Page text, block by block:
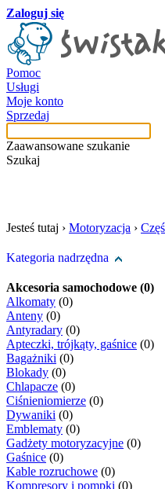
Zaloguj się
Pomoc
Usługi
Moje konto
Sprzedaj
Zaawansowane szukanie
Szukaj
Jesteś tutaj › Motoryzacja ›
Kategoria nadrzędna
Akcesoria samochodowe (0)
Alkomaty (0)
Anteny (0)
Antyradary (0)
Apteczki, trójkąty, gaśnice (0)
Bagażniki (0)
Blokady (0)
Chlapacze (0)
Ciśnieniomierze (0)
Dywaniki (0)
Emblematy (0)
Gadżety motoryzacyjne (0)
Gaśnice (0)
Kable rozruchowe (0)
Kompresory i pompki (0)